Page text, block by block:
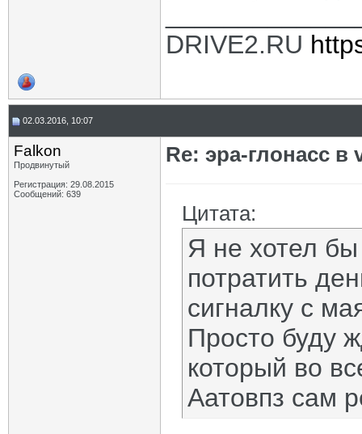
DRIVE2.RU
02.03.2016, 10:07
Falkon
Продвинутый
Регистрация: 29.08.2015
Сообщений: 639
Re: эра-глонасс в
Цитата:
Я не хотел
потратить
сигналку с
Просто буду
который во
Аатовпз сам